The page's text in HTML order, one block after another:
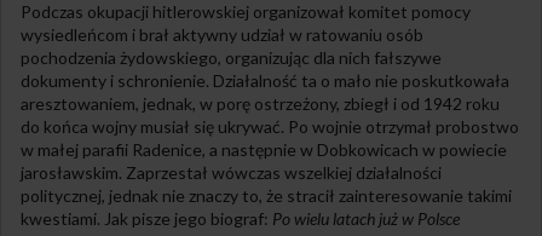
Podczas okupacji hitlerowskiej organizował komitet pomocy
wysiedleńcom i brał aktywny udział w ratowaniu osób
pochodzenia żydowskiego, organizując dla nich fałszywe
dokumenty i schronienie. Działalność ta o mało nie poskutkowała
aresztowaniem, jednak, w porę ostrzeżony, zbiegł i od 1942 roku
do końca wojny musiał się ukrywać. Po wojnie otrzymał probostwo
w małej parafii Radenice, a następnie w Dobkowicach w powiecie
jarosławskim. Zaprzestał wówczas wszelkiej działalności
politycznej, jednak nie znaczy to, że stracił zainteresowanie takimi
kwestiami. Jak pisze jego biograf: Po wielu latach już w Polsce